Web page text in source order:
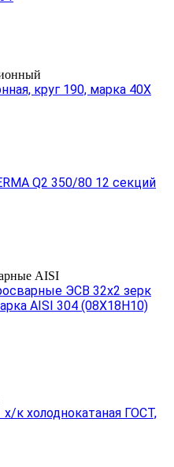
круг 190, марка 40Х
Q2 350/80 12 секций
AISI
ЭСВ 32х2 зерк
AISI 304 (08Х18Н10)
к холоднокатаная ГОСТ,